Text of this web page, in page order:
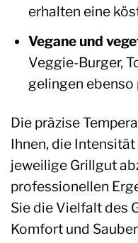
erhalten eine
Vegane und
Veggie-Burger,
gelingen ebenso
Die präzise
Ihnen, die
jeweilige Grillgut
professionellen
Sie die Vielfalt des
Komfort und